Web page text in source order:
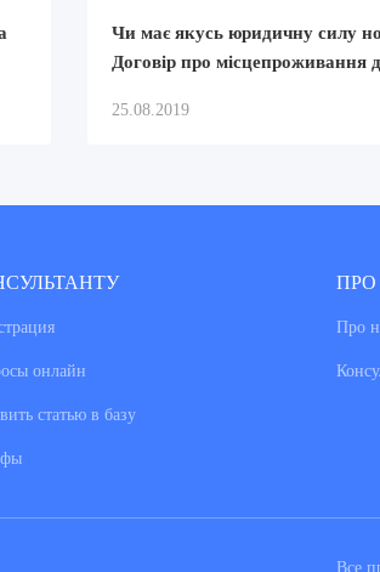
Чи має якусь юридичну силу
Договір про місцепроживання
25.08.2019
онлайн
статью в базу
ПРО
Про
Все